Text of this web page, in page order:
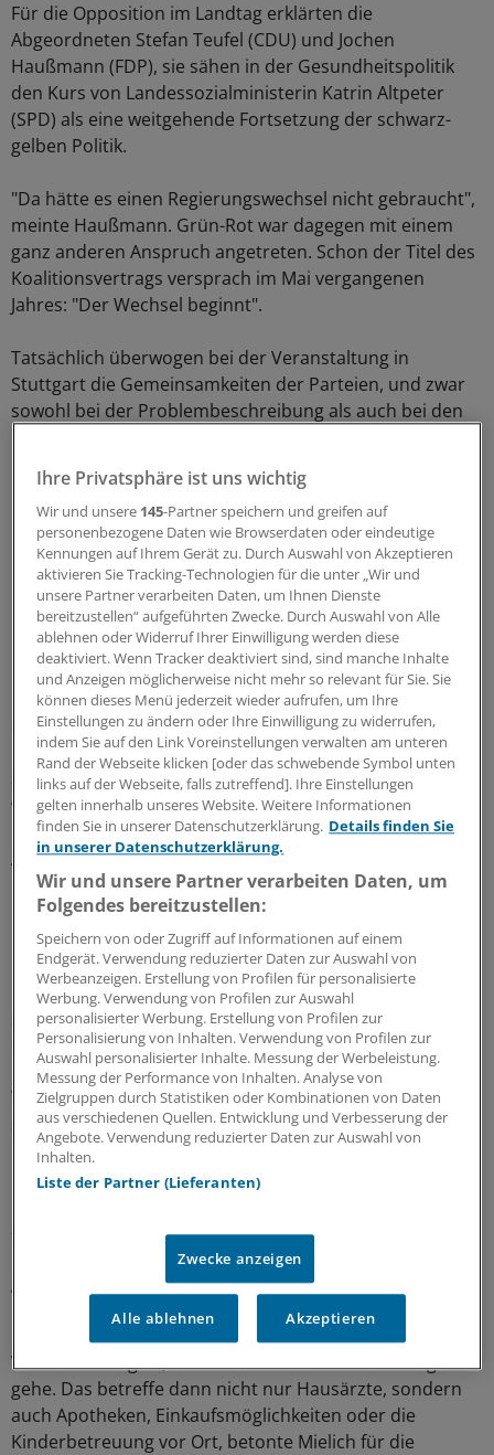
Für die Opposition im Landtag erklärten die
Abgeordneten Stefan Teufel (CDU) und Jochen
Haußmann (FDP), sie sähen in der Gesundheitspolitik
den Kurs von Landessozialministerin Katrin Altpeter
(SPD) als eine weitgehende Fortsetzung der schwarz-
gelben Politik.
"Da hätte es einen Regierungswechsel nicht gebraucht",
meinte Haußmann. Grün-Rot war dagegen mit einem
ganz anderen Anspruch angetreten. Schon der Titel des
Koalitionsvertrags versprach im Mai vergangenen
Jahres: "Der Wechsel beginnt".
Tatsächlich überwogen bei der Veranstaltung in
Stuttgart die Gemeinsamkeiten der Parteien, und zwar
sowohl bei der Problembeschreibung als auch bei den
Positives Echo zu den neugefassten
Förderkriterien
Besonders groß war der Konsens beim
Krankenhausbau. Grün-Rot hat das
Krankenhausbauprogramm im laufenden Jahr um 45
Millionen auf 230 Millionen Euro aufgestockt.
Umstandslos gestand der CDU-Parlamentarier Teufel
ein, dass in der Regierungszeit seiner Partei ein hoher
Investitionsstau von über einer Milliarde Euro
aufgelaufen sei, der nun schrittweise abgetragen
werden müsse.
Auch die Neufassung der Förderkriterien beim
Bauprogramm durch das Sozialministerium stieß
parteiübergreifend auf ein positives Echo.
Künftig würden "regionale Förderaspekte" stärker als
bisher über die Vergabe von Fördermitteln entscheiden,
sagte Bärbl Mielich, gesundheitspolitische Sprecherin
der Grünen-Fraktion im Landtag.
Wenn es lokal zu Versorgungsengpässen kommt,
schrillen bei Abgeordneten aller Parteien die Telefone,
berichteten die Parlamentarier.
ähnlich: Alle Akteure im Gesundheitswesen seien in der
Pflicht, die Sicherstellung der Versorgung zu
garantieren, sagte etwa der FDP-Politiker Haußmann.
Den Kommunen aber komme eine besonders große
Verantwortung zu, wenn es um die Daseinsvorsorge
gehe. Das betreffe dann nicht nur Hausärzte, sondern
auch Apotheken, Einkaufsmöglichkeiten oder die
Kinderbetreuung vor Ort, betonte Mielich für die
Ihre Privatsphäre ist uns wichtig
Wir und unsere 145-Partner speichern und greifen auf
personenbezogene Daten wie Browserdaten oder eindeutige
Kennungen auf Ihrem Gerät zu. Durch Auswahl von Akzeptieren
aktivieren Sie Tracking-Technologien für die unter „Wir und
unsere Partner verarbeiten Daten, um Ihnen Dienste
bereitzustellen“ aufgeführten Zwecke. Durch Auswahl von Alle
ablehnen oder Widerruf Ihrer Einwilligung werden diese
deaktiviert. Wenn Tracker deaktiviert sind, sind manche Inhalte
und Anzeigen möglicherweise nicht mehr so relevant für Sie. Sie
können dieses Menü jederzeit wieder aufrufen, um Ihre
Einstellungen zu ändern oder Ihre Einwilligung zu widerrufen,
indem Sie auf den Link Voreinstellungen verwalten am unteren
Rand der Webseite klicken [oder das schwebende Symbol unten
links auf der Webseite, falls zutreffend]. Ihre Einstellungen
gelten innerhalb unseres Website. Weitere Informationen
finden Sie in unserer Datenschutzerklärung. Details finden Sie
in unserer Datenschutzerklärung.
Wir und unsere Partner verarbeiten Daten, um
Folgendes bereitzustellen:
Speichern von oder Zugriff auf Informationen auf einem
Endgerät. Verwendung reduzierter Daten zur Auswahl von
Werbeanzeigen. Erstellung von Profilen für personalisierte
Werbung. Verwendung von Profilen zur Auswahl
personalisierter Werbung. Erstellung von Profilen zur
Personalisierung von Inhalten. Verwendung von Profilen zur
Auswahl personalisierter Inhalte. Messung der Werbeleistung.
Messung der Performance von Inhalten. Analyse von
Zielgruppen durch Statistiken oder Kombinationen von Daten
aus verschiedenen Quellen. Entwicklung und Verbesserung der
Angebote. Verwendung reduzierter Daten zur Auswahl von
Inhalten.
Liste der Partner (Lieferanten)
Zwecke anzeigen
Alle ablehnen Akzeptieren